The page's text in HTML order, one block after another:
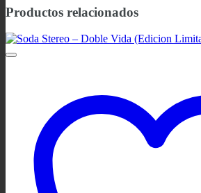
Productos relacionados